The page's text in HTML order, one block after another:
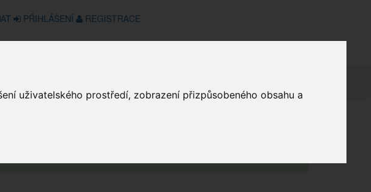
uživatelského prostředí, zobrazení přizpůsobeného obsahu a
PŘIHLÁŠENÍ REGISTRACE
Fomy